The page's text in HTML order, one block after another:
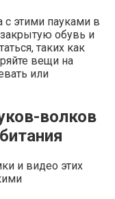
с этими пауками в
обувь и
таких как
вещи на
или
волков
и видео этих